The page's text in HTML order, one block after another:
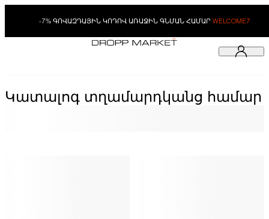
-7% ԳՈՎԱԶԴԱՅԻՆ ԿՈԴՈՎ ԱՌԱՋԻՆ ԳՆՄԱՆ ՀԱՄԱՐ WELCOME7
Կատալոգ տղամարդկանց համար